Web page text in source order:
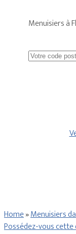
Menuisiers à
Home»Menuisiers
Possédez-vous